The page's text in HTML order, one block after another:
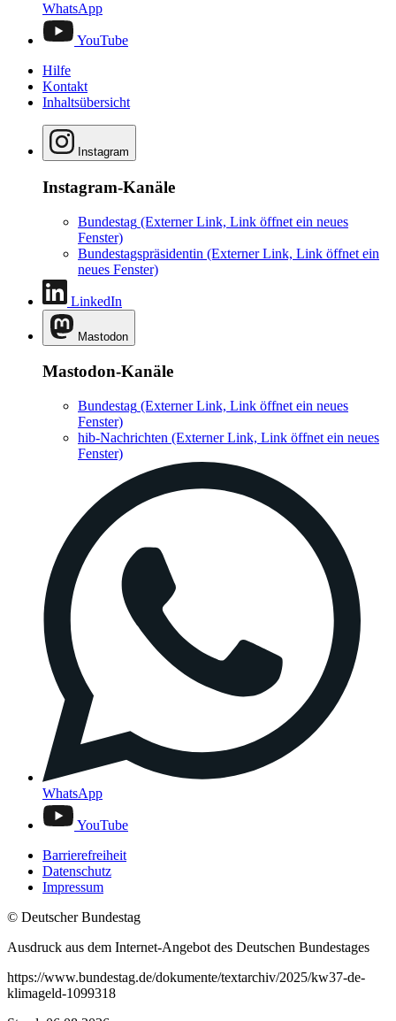
WhatsApp
YouTube
Hilfe
Kontakt
Inhaltsübersicht
Instagram
Instagram-Kanäle
Bundestag (Externer Link, Link öffnet ein neues
Fenster)
Bundestagspräsidentin (Externer Link, Link öffnet ein
neues Fenster)
LinkedIn
Mastodon
Mastodon-Kanäle
Bundestag (Externer Link, Link öffnet ein neues
Fenster)
hib-Nachrichten (Externer Link, Link öffnet ein neues
Fenster)
WhatsApp
YouTube
Barrierefreiheit
Datenschutz
Impressum
© Deutscher Bundestag
Ausdruck aus dem Internet-Angebot des Deutschen Bundestages
https://www.bundestag.de/dokumente/textarchiv/2025/kw37-de-
klimageld-1099318